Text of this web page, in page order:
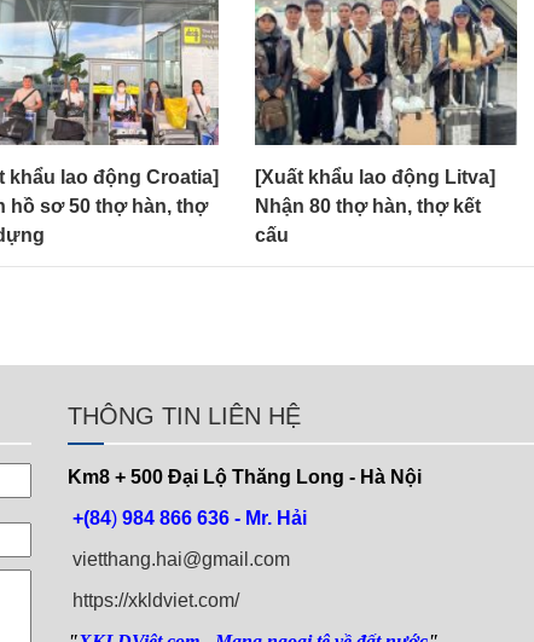
khẩu lao động Litva]
80 thợ hàn, thợ kết
Xuất khẩu lao động Hàn
Quốc 2026 tuyển số lượng
lớn thợ hàn, thợ sơn E7-3
THÔNG TIN LIÊN HỆ
Km8 + 500 Đại Lộ Thăng Long - Hà Nội
+(84) 984 866 636 - Mr. Hải
vietthang.hai@gmail.com
https://xkldviet.com/